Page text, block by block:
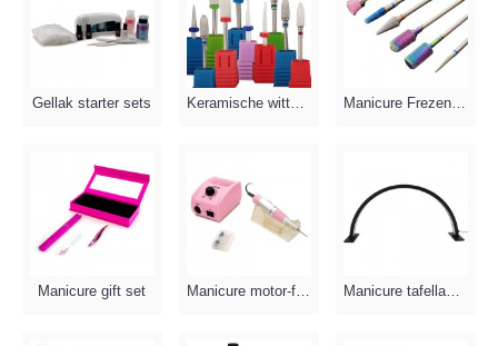
Gellak starter sets Keramische witte frezen Manicure Frezensets
Manicure gift set Manicure motor-frees Manicure tafellampen